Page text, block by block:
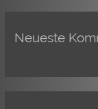
Neueste